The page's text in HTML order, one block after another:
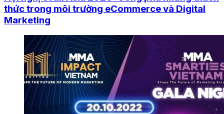
thức trong môi trường eCommerce và Digital
Marketing